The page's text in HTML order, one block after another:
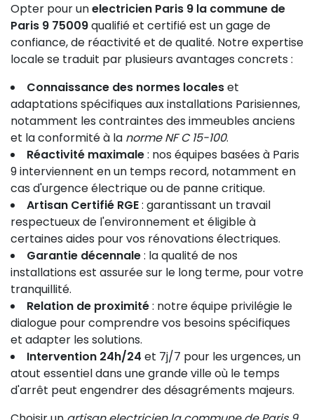
Opter pour unelectricien Paris 9 la commune de
Paris 9 75009qualifié et certifié est un gage de
confiance, de réactivité et de qualité. Notre expertise
locale se traduit par plusieurs avantages concrets :
Connaissance des normes localeset
adaptations spécifiques aux installations Parisiennes,
notamment les contraintes des immeubles anciens
et la conformité à la norme NF C 15-100.
Réactivité maximale: nos équipes basées à Paris
9 interviennent en un temps record, notamment en
cas d'urgence électrique ou de panne critique.
Artisan Certifié RGE: garantissant un travail
respectueux de l'environnement et éligible à
certaines aides pour vos rénovations électriques.
Garantie décennale: la qualité de nos
installations est assurée sur le long terme, pour votre
tranquillité.
Relation de proximité: notre équipe privilégie le
dialogue pour comprendre vos besoins spécifiques
et adapter les solutions.
Intervention 24h/24 et 7j/7 pour les urgences, un
atout essentiel dans une grande ville où le temps
d'arrêt peut engendrer des désagréments majeurs.